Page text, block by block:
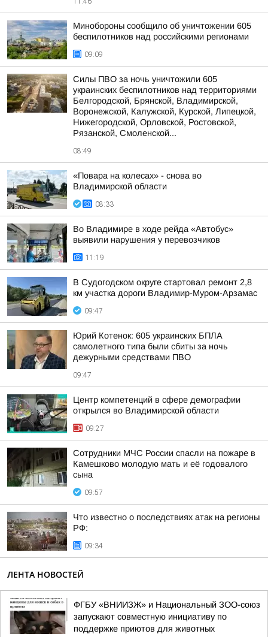
Минобороны сообщило об уничтожении 605
беспилотников над российскими регионами
09:09
Силы ПВО за ночь уничтожили 605
украинских беспилотников над территориями
Белгородской, Брянской, Владимирской,
Воронежской, Калужской, Курской, Липецкой,
Нижегородской, Орловской, Ростовской,
Рязанской, Смоленской...
08:49
«Повара на колесах» - снова во
Владимирской области
08:33
Во Владимире в ходе рейда «Автобус»
выявили нарушения у перевозчиков
11:19
В Судогодском округе стартовал ремонт 2,8
км участка дороги Владимир-Муром-Арзамас
09:47
Юрий Котенок: 605 украинских БПЛА
самолетного типа были сбиты за ночь
дежурными средствами ПВО
09:47
Центр компетенций в сфере демографии
открылся во Владимирской области
09:27
Сотрудники МЧС России спасли на пожаре в
Камешково молодую мать и её годовалого
сына
09:57
Что известно о последствиях атак на регионы
РФ:
09:34
ЛЕНТА НОВОСТЕЙ
ФГБУ «ВНИИЗЖ» и Национальный ЗОО-союз
запускают совместную инициативу по
поддержке приютов для животных